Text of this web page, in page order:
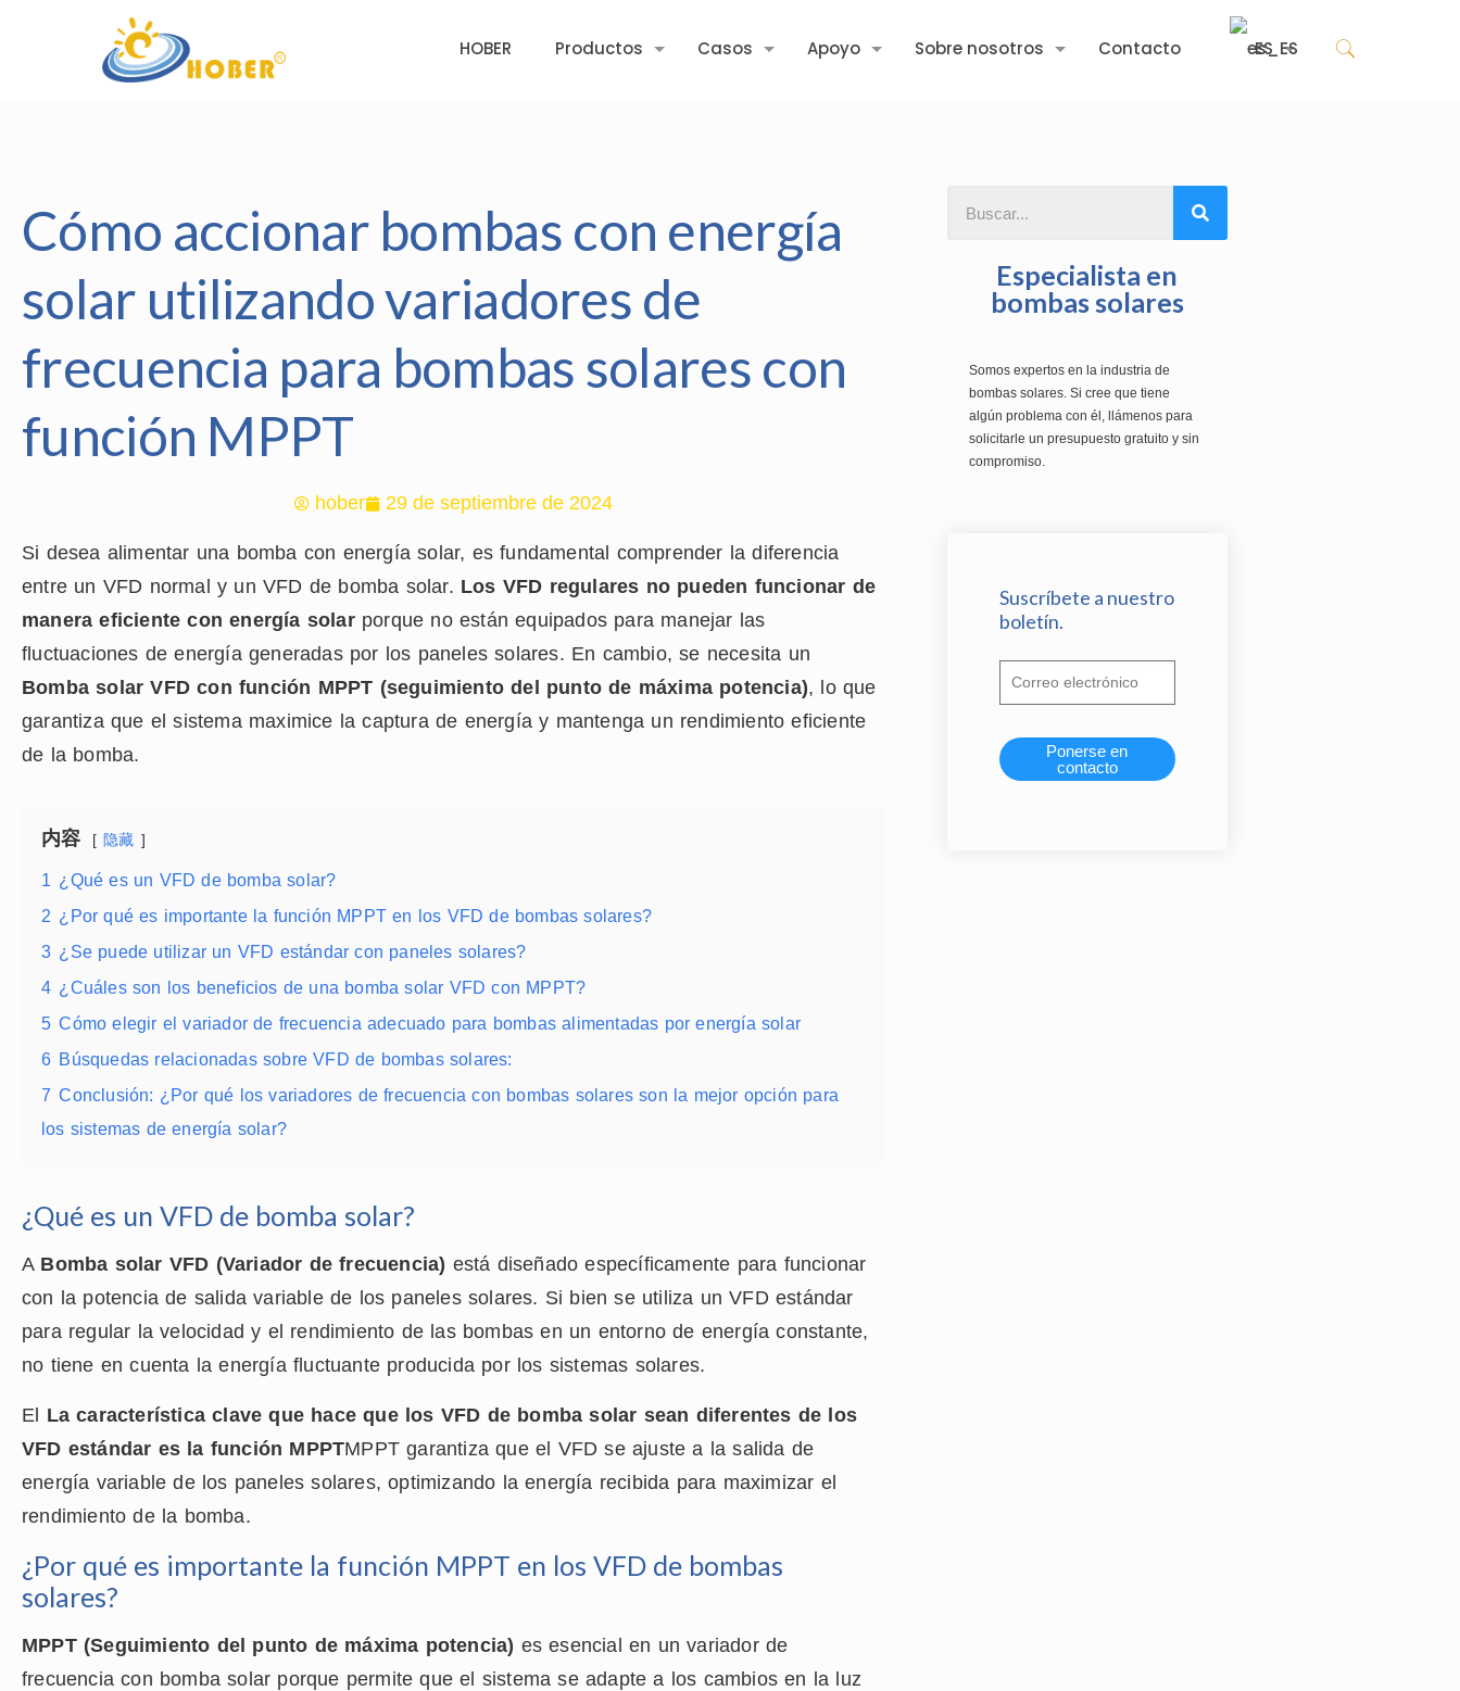
HOBER Productos Casos Apoyo Sobre nosotros Contacto ES
Cómo accionar bombas con energía
solar utilizando variadores de
frecuencia para bombas solares con
función MPPT
hober 29 de septiembre de 2024
Si desea alimentar una bomba con energía solar, es fundamental comprender la diferencia
entre un VFD normal y un VFD de bomba solar. Los VFD regulares no pueden funcionar de
manera eficiente con energía solarporque no están equipados para manejar las
fluctuaciones de energía generadas por los paneles solares. En cambio, se necesita un
Bomba solar VFD con función MPPT (seguimiento del punto de máxima potencia), lo que
garantiza que el sistema maximice la captura de energía y mantenga un rendimiento eficiente
de la bomba.
内容 隐藏
1 ¿Qué es un VFD de bomba solar?
2 ¿Por qué es importante la función MPPT en los VFD de bombas solares?
3 ¿Se puede utilizar un VFD estándar con paneles solares?
4 ¿Cuáles son los beneficios de una bomba solar VFD con MPPT?
5 Cómo elegir el variador de frecuencia adecuado para bombas alimentadas por energía solar
6 Búsquedas relacionadas sobre VFD de bombas solares:
7 Conclusión: ¿Por qué los variadores de frecuencia con bombas solares son la mejor opción para
los sistemas de energía solar?
¿Qué es un VFD de bomba solar?
A Bomba solar VFD (Variador de frecuencia) está diseñado específicamente para funcionar
con la potencia de salida variable de los paneles solares. Si bien se utiliza un VFD estándar
para regular la velocidad y el rendimiento de las bombas en un entorno de energía constante,
no tiene en cuenta la energía fluctuante producida por los sistemas solares.
El La característica clave que hace que los VFD de bomba solar sean diferentes de los
VFD estándar es la función MPPTMPPT garantiza que el VFD se ajuste a la salida de
energía variable de los paneles solares, optimizando la energía recibida para maximizar el
rendimiento de la bomba.
¿Por qué es importante la función MPPT en los VFD de bombas
solares?
MPPT (Seguimiento del punto de máxima potencia) es esencial en un variador de
frecuencia con bomba solar porque permite que el sistema se adapte a los cambios en la luz
Especialista en
bombas solares
Somos expertos en la industria de
bombas solares. Si cree que tiene
algún problema con él, llámenos para
solicitarle un presupuesto gratuito y sin
compromiso.
Suscríbete a nuestro
boletín.
Ponerse en
contacto